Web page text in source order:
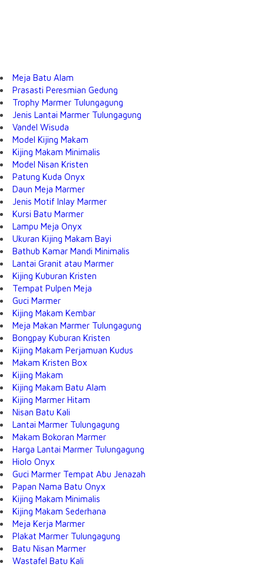
Meja Batu Alam
Prasasti Peresmian Gedung
Trophy Marmer Tulungagung
Jenis Lantai Marmer Tulungagung
Vandel Wisuda
Model Kijing Makam
Kijing Makam Minimalis
Model Nisan Kristen
Patung Kuda Onyx
Daun Meja Marmer
Jenis Motif Inlay Marmer
Kursi Batu Marmer
Lampu Meja Onyx
Ukuran Kijing Makam Bayi
Bathub Kamar Mandi Minimalis
Lantai Granit atau Marmer
Kijing Kuburan Kristen
Tempat Pulpen Meja
Guci Marmer
Kijing Makam Kembar
Meja Makan Marmer Tulungagung
Bongpay Kuburan Kristen
Kijing Makam Perjamuan Kudus
Makam Kristen Box
Kijing Makam
Kijing Makam Batu Alam
Kijing Marmer Hitam
Nisan Batu Kali
Lantai Marmer Tulungagung
Makam Bokoran Marmer
Harga Lantai Marmer Tulungagung
Hiolo Onyx
Guci Marmer Tempat Abu Jenazah
Papan Nama Batu Onyx
Kijing Makam Minimalis
Kijing Makam Sederhana
Meja Kerja Marmer
Plakat Marmer Tulungagung
Batu Nisan Marmer
Wastafel Batu Kali